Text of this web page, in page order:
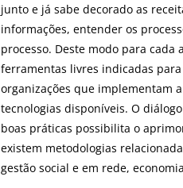
junto e já sabe decorado as
informações, entender os
processo. Deste modo para
ferramentas livres indicadas
organizações que implementam
tecnologias disponíveis. O
boas práticas possibilita o
existem metodologias
gestão social e em rede,